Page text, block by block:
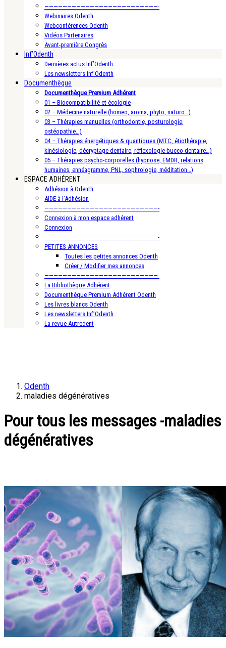
—————————————————————————-
Webinaires Odenth
Webconférences Odenth
Vidéos Partenaires
Avant-première Congrès
Inf’Odenth
Dernières actus Inf’Odenth
Les newsletters Inf’Odenth
Documenthèque
Documenthèque Premium Adhérent
01 – Biocompatibilité et écologie
02 – Médecine naturelle (homeo, aroma, phyto, naturo…)
03 – Thérapies manuelles (orthodontie, posturologie,
ostéopathie…)
04 – Thérapies énergétiques & quantiques (MTC, étiothérapie,
kinésiologie, décryptage dentaire, réflexologie bucco-dentaire…)
05 – Thérapies psycho-corporelles (hypnose, EMDR, relations
humaines, ennéagramme, PNL, sophrologie, méditation…)
ESPACE ADHÉRENT
Adhésion à Odenth
AIDE à l’Adhésion
—————————————————————————-
Connexion à mon espace adhérent
Connexion
—————————————————————————-
PETITES ANNONCES
Toutes les petites annonces Odenth
Créer / Modifier mes annonces
—————————————————————————-
La Bibliothèque Adhérent
Documenthèque Premium Adhérent Odenth
Les livres blancs Odenth
Les newsletters Inf’Odenth
La revue Autredent
Odenth
maladies dégénératives
Pour tous les messages -maladies
dégénératives